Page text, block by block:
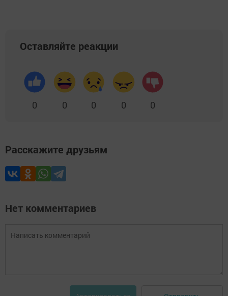
Оставляйте реакции
0 0 0 0 0
Расскажите друзьям
Нет комментариев